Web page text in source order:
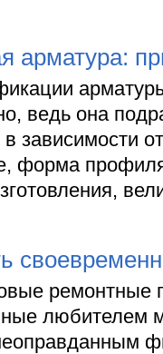
арматура:
ведь она
в зависимости
форма
ремонтные
любителем